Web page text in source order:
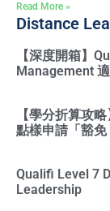
Read More »
Distance
【深度開箱】
Management
【學分折算攻
點樣申請「豁
Qualifi Level 7
Leadership